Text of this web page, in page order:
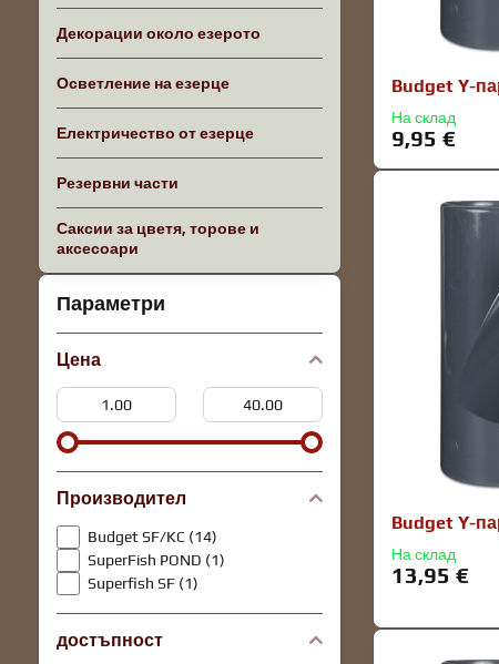
Budget Y-
На склад
9,95 €
Budget Y-
На склад
13,95 €
Параметри
Цена
От:
До:
Производител
Budget SF/KC (14)
SuperFish POND (1)
Superfish SF (1)
достъпност
Декорации около езерото
Осветление на езерце
Електричество от езерце
Резервни части
Саксии за цветя, торове и
аксесоари